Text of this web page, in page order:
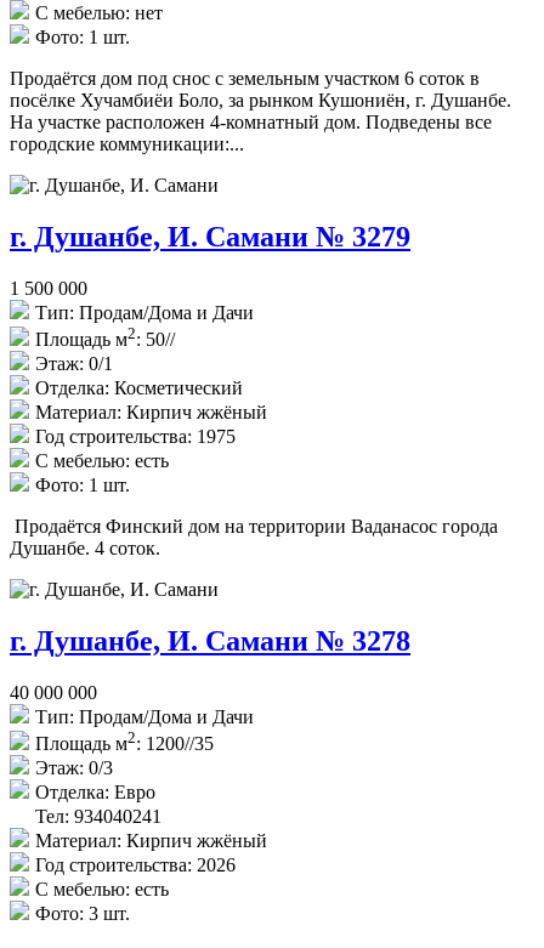
С мебелью: нет
Фото: 1 шт.
Продаётся дом под снос с земельным участком 6 соток в
посёлке Хучамбиёи Боло, за рынком Кушониён, г. Душанбе.
На участке расположен 4-комнатный дом. Подведены все
городские коммуникации:...
г. Душанбе, И. Самани № 3279
1 500 000
Тип: Продам/Дома и Дачи
Площадь м2: 50//
Этаж: 0/1
Отделка: Косметический
Материал: Кирпич жжёный
Год строительства: 1975
С мебелью: есть
Фото: 1 шт.
Продаётся Финский дом на территории Ваданасос города
Душанбе. 4 соток.
г. Душанбе, И. Самани № 3278
40 000 000
Тип: Продам/Дома и Дачи
Площадь м2: 1200//35
Этаж: 0/3
Отделка: Евро
Тел: 934040241
Материал: Кирпич жжёный
Год строительства: 2026
С мебелью: есть
Фото: 3 шт.